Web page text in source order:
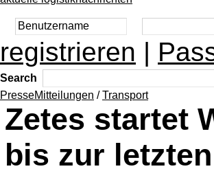
registrieren |
Search
PresseMitteilungen /Transport
Zetes startet
bis zur